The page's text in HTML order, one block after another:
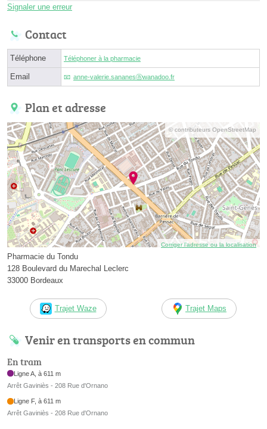
Signaler une erreur
Contact
Téléphone Téléphoner à la pharmacie
Email anne-valerie.sananesⓐwanadoo.fr
Plan et adresse
© contributeurs OpenStreetMap
Corriger l’adresse ou la localisation
Pharmacie du Tondu
128 Boulevard du Marechal Leclerc
33000 Bordeaux
Trajet Waze Trajet Maps
Venir en transports en commun
En tram
Ligne A, à 611 m
Arrêt Gaviniès - 208 Rue d'Ornano
Ligne F, à 611 m
Arrêt Gaviniès - 208 Rue d'Ornano